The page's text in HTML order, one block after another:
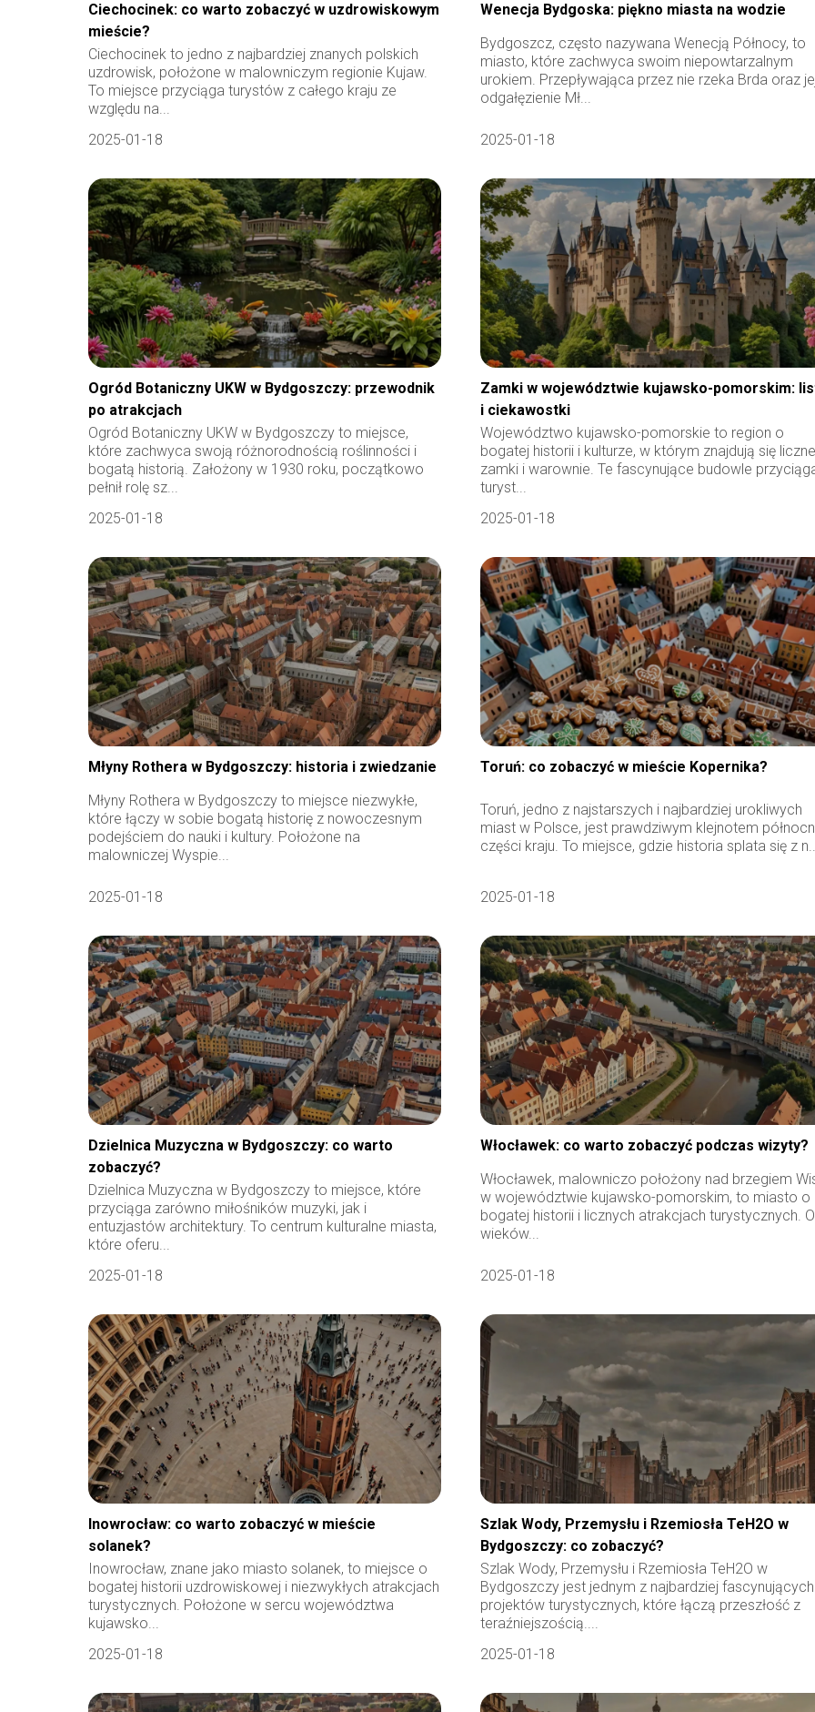
Ciechocinek: co warto zobaczyć w uzdrowiskowym
mieście?
Ciechocinek to jedno z najbardziej znanych polskich
uzdrowisk, położone w malowniczym regionie Kujaw.
To miejsce przyciąga turystów z całego kraju ze
względu na...
2025-01-18
Wenecja Bydgoska: piękno miasta na wodzie
Bydgoszcz, często nazywana Wenecją Północy, to
miasto, które zachwyca swoim niepowtarzalnym
urokiem. Przepływająca przez nie rzeka Brda oraz
odgałęzienie Mł...
2025-01-18
Ogród Botaniczny UKW w Bydgoszczy: przewodnik
po atrakcjach
Ogród Botaniczny UKW w Bydgoszczy to miejsce,
które zachwyca swoją różnorodnością roślinności i
bogatą historią. Założony w 1930 roku, początkowo
pełnił rolę sz...
2025-01-18
Zamki w województwie kujawsko-pomorskim:
i ciekawostki
Województwo kujawsko-pomorskie to region o
bogatej historii i kulturze, w którym znajdują się
zamki i warownie. Te fascynujące budowle
turyst...
2025-01-18
Młyny Rothera w Bydgoszczy: historia i zwiedzanie
Młyny Rothera w Bydgoszczy to miejsce niezwykłe,
które łączy w sobie bogatą historię z nowoczesnym
podejściem do nauki i kultury. Położone na
malowniczej Wyspie...
2025-01-18
Toruń: co zobaczyć w mieście Kopernika?
Toruń, jedno z najstarszych i najbardziej urokliwych
miast w Polsce, jest prawdziwym klejnotem
części kraju. To miejsce, gdzie historia splata się z
2025-01-18
Dzielnica Muzyczna w Bydgoszczy: co warto
zobaczyć?
Dzielnica Muzyczna w Bydgoszczy to miejsce, które
przyciąga zarówno miłośników muzyki, jak i
entuzjastów architektury. To centrum kulturalne miasta,
które oferu...
2025-01-18
Włocławek: co warto zobaczyć podczas wizyty?
Włocławek, malowniczo położony nad brzegiem
w województwie kujawsko-pomorskim, to miasto o
bogatej historii i licznych atrakcjach turystycznych.
wieków...
2025-01-18
Inowrocław: co warto zobaczyć w mieście
solanek?
Inowrocław, znane jako miasto solanek, to miejsce o
bogatej historii uzdrowiskowej i niezwykłych atrakcjach
turystycznych. Położone w sercu województwa
kujawsko...
2025-01-18
Szlak Wody, Przemysłu i Rzemiosła TeH2O w
Bydgoszczy: co zobaczyć?
Szlak Wody, Przemysłu i Rzemiosła TeH2O w
Bydgoszczy jest jednym z najbardziej fascynujących
projektów turystycznych, które łączą przeszłość z
teraźniejszością....
2025-01-18